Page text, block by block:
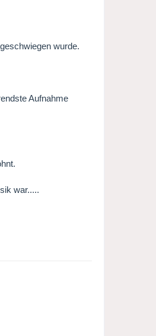
wurde.
Aufnahme
war.....